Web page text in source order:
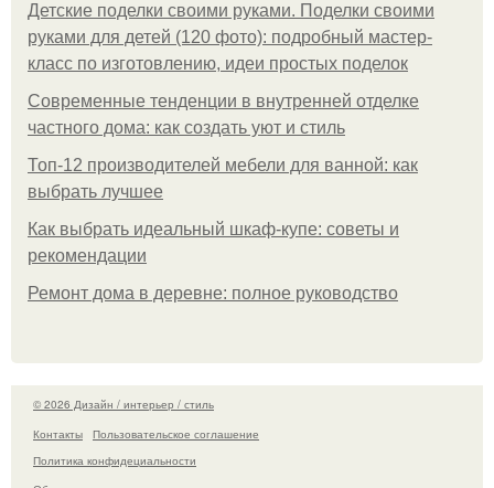
Детские поделки своими руками. Поделки своими
руками для детей (120 фото): подробный мастер-
класс по изготовлению, идеи простых поделок
Современные тенденции в внутренней отделке
частного дома: как создать уют и стиль
Топ-12 производителей мебели для ванной: как
выбрать лучшее
Как выбрать идеальный шкаф-купе: советы и
рекомендации
Ремонт дома в деревне: полное руководство
© 2026 Дизайн / интерьер / стиль
Контакты
Пользовательское соглашение
Политика конфидециальности